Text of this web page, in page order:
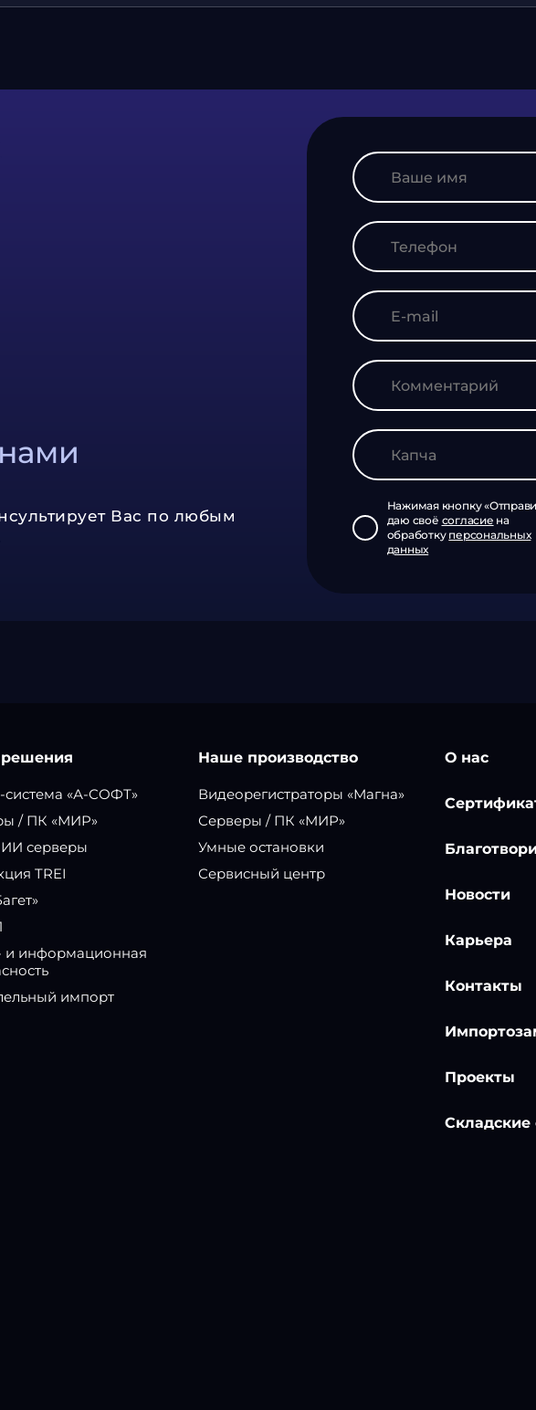
Вас по любым
Нажимая кнопку
даю своё согласие на
обработку персональных
данных
система «А-СОФТ»
/ ПК «МИР»
серверы
TREI
и информационная
импорт
Наше производство
Видеорегистраторы «Магна»
Серверы / ПК «МИР»
Умные остановки
Сервисный центр
О нас
Новости
Карьера
Контакты
Проекты
Складские